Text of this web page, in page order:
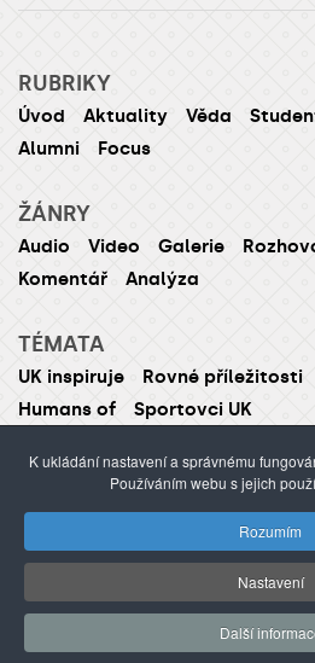
RUBRIKY
Úvod Aktuality Věda
Alumni
Focus
ŽÁNRY
Audio Video Galerie
Komentář
Analýza
TÉMATA
UK inspiruje Rovné příležitosti
Humans of
Sportovci UK
Publikování nebo šíření
předchozího
©2012–2026Univerzita
s.r.o.
K ukládání nastavení a správnému
Používáním webu s jejich
Rozumím
Nastavení
Další